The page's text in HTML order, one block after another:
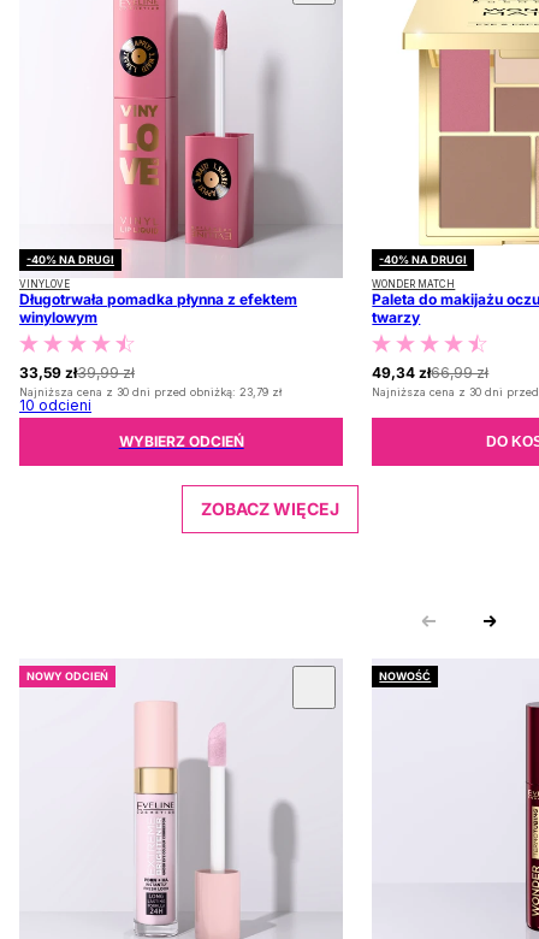
-40% NA DRUGI
VINYLOVE
Długotrwała pomadka płynna z efektem
winylowym
39,99 zł
33,59 zł
Najniższa cena z 30 dni przed obniżką: 23,79 zł
10 odcieni
WYBIERZ ODCIEŃ
-40% NA DRUGI
WONDER MATCH
Paleta do makijażu
twarzy
66,99 zł
49,34 zł
Najniższa cena z 30 dni
DO
ZOBACZ WIĘCEJ
NOWY ODCIEŃ NOWOŚĆ